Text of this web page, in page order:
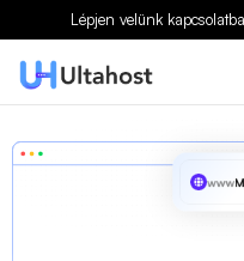
Lépjen velünk kapcsolatba
www